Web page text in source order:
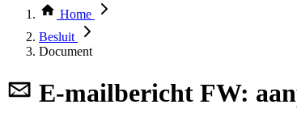
Thema COVID-19
Bekijk per bestuursorgaan
Home
Besluit
Document
E-mailbericht FW: